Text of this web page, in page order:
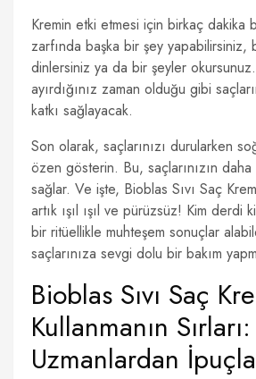
Kremin etki etmesi için birkaç dakika
zarfında başka bir şey yapabilirsiniz,
dinlersiniz ya da bir şeyler
ayırdığınız zaman olduğu gibi
katkı sağlayacak.
Son olarak, saçlarınızı durularken
özen gösterin. Bu, saçlarınızın
sağlar. Ve işte, Bioblas Sıvı Saç
artık ışıl ışıl ve pürüzsüz! Kim derdi
bir ritüellikle muhteşem sonuçlar
saçlarınıza sevgi dolu bir bakım
Bioblas Sıvı Saç
Kullanmanın Sırları:
Uzmanlardan